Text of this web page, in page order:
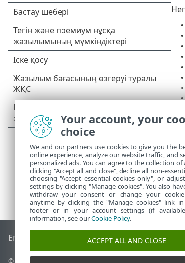
•
•
•
•
•
•
•
•
•
End of Life ESET білім қорыESET форумыESET
© 1992 - 2026 ESET, spol. s r.o. - Барлық құқықтары
Your account, your
choice
We and our partners use cookies to give you the
online experience, analyze our website traffic, and
personalized ads. You can agree to the collection of
clicking "Accept all and close", decline all non-
choosing "Accept essential cookies only", or
settings by clicking "Manage cookies". You also
withdraw your consent or change your cookie
anytime by clicking the "Manage cookies" link
footer or in your account settings (if
information, see ourCookie Policy.
ACCEPT ALL AND CLOSE